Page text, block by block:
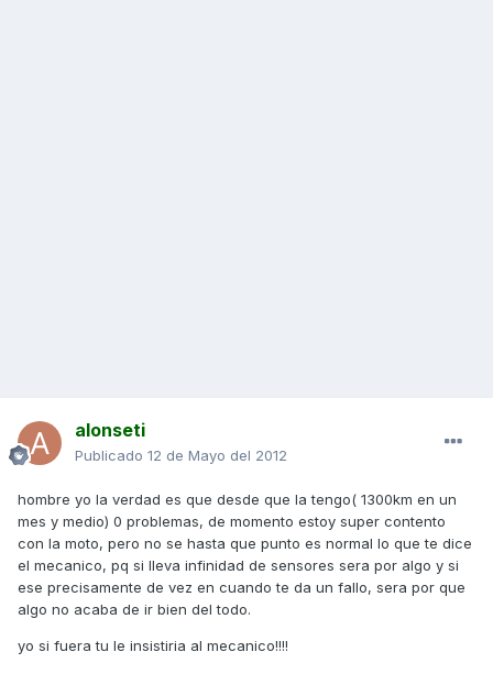
alonseti
Publicado 12 de Mayo del 2012
hombre yo la verdad es que desde que la tengo( 1300km en un
mes y medio) 0 problemas, de momento estoy super contento
con la moto, pero no se hasta que punto es normal lo que te dice
el mecanico, pq si lleva infinidad de sensores sera por algo y si
ese precisamente de vez en cuando te da un fallo, sera por que
algo no acaba de ir bien del todo.
yo si fuera tu le insistiria al mecanico!!!!